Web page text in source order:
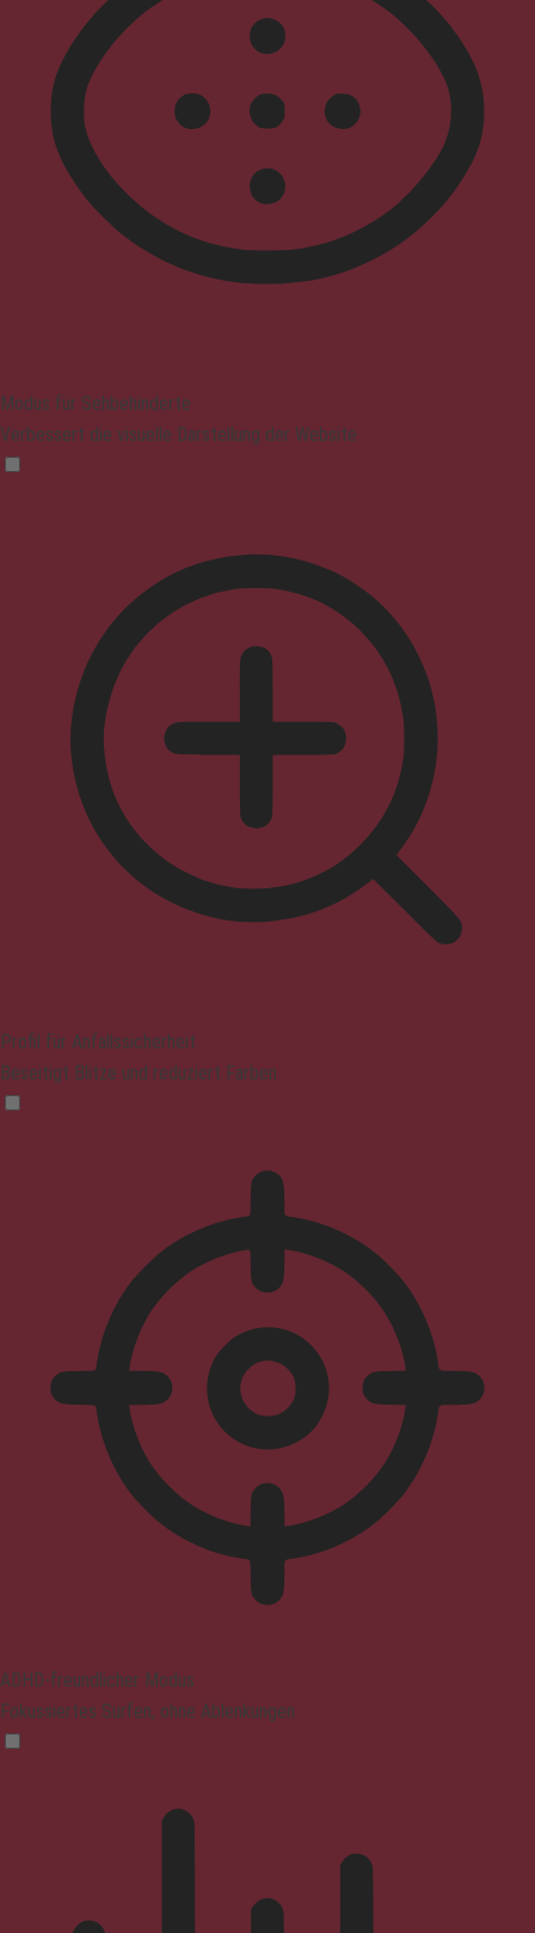
Modus für Sehbehinderte
Verbessert die visuelle Darstellung der Website
Profil für Anfallssicherheit
Beseitigt Blitze und reduziert Farben
ADHD-freundlicher Modus
Fokussiertes Surfen, ohne Ablenkungen